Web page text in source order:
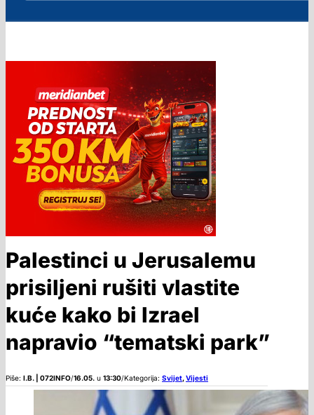
Palestinci u Jerusalemu
prisiljeni rušiti vlastite
kuće kako bi Izrael
napravio “tematski park”
Piše: I.B. | 072INFO/16.05. u 13:30/Kategorija: Svijet,Vijesti